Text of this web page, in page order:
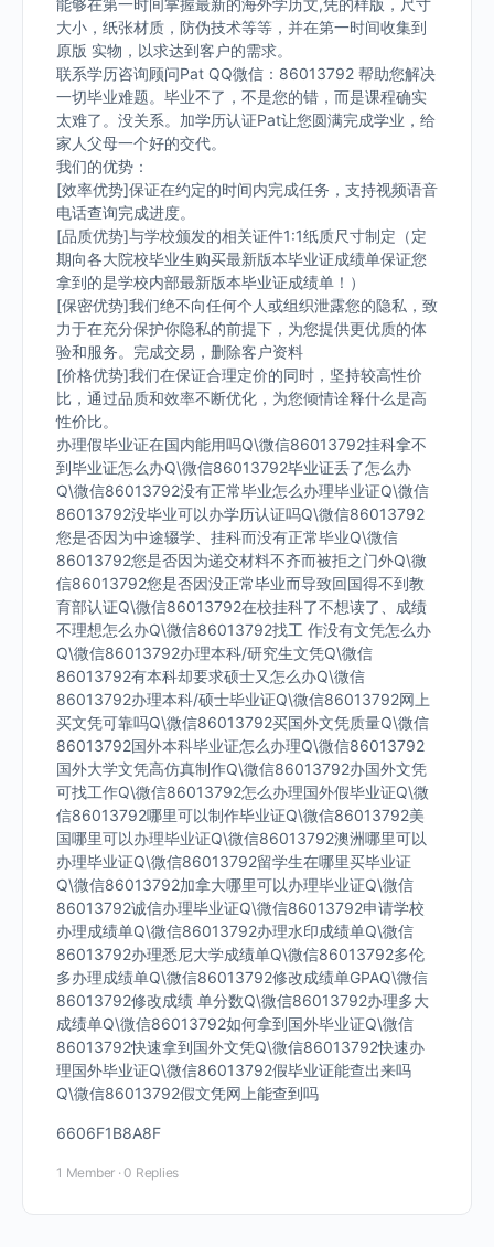
能够在第一时间掌握最新的海外学历文,凭的样版，尺寸
大小，纸张材质，防伪技术等等，并在第一时间收集到
原版 实物，以求达到客户的需求。
联系学历咨询顾问Pat QQ微信：86013792 帮助您解决
一切毕业难题。毕业不了，不是您的错，而是课程确实
太难了。没关系。加学历认证Pat让您圆满完成学业，给
家人父母一个好的交代。
我们的优势：
[效率优势]保证在约定的时间内完成任务，支持视频语音
电话查询完成进度。
[品质优势]与学校颁发的相关证件1:1纸质尺寸制定（定
期向各大院校毕业生购买最新版本毕业证成绩单保证您
拿到的是学校内部最新版本毕业证成绩单！）
[保密优势]我们绝不向任何个人或组织泄露您的隐私，致
力于在充分保护你隐私的前提下，为您提供更优质的体
验和服务。完成交易，删除客户资料
[价格优势]我们在保证合理定价的同时，坚持较高性价
比，通过品质和效率不断优化，为您倾情诠释什么是高
性价比。
办理假毕业证在国内能用吗Q\微信86013792挂科拿不
到毕业证怎么办Q\微信86013792毕业证丢了怎么办
Q\微信86013792没有正常毕业怎么办理毕业证Q\微信
86013792没毕业可以办学历认证吗Q\微信86013792
您是否因为中途辍学、挂科而没有正常毕业Q\微信
86013792您是否因为递交材料不齐而被拒之门外Q\微
信86013792您是否因没正常毕业而导致回国得不到教
育部认证Q\微信86013792在校挂科了不想读了、成绩
不理想怎么办Q\微信86013792找工 作没有文凭怎么办
Q\微信86013792办理本科/研究生文凭Q\微信
86013792有本科却要求硕士又怎么办Q\微信
86013792办理本科/硕士毕业证Q\微信86013792网上
买文凭可靠吗Q\微信86013792买国外文凭质量Q\微信
86013792国外本科毕业证怎么办理Q\微信86013792
国外大学文凭高仿真制作Q\微信86013792办国外文凭
可找工作Q\微信86013792怎么办理国外假毕业证Q\微
信86013792哪里可以制作毕业证Q\微信86013792美
国哪里可以办理毕业证Q\微信86013792澳洲哪里可以
办理毕业证Q\微信86013792留学生在哪里买毕业证
Q\微信86013792加拿大哪里可以办理毕业证Q\微信
86013792诚信办理毕业证Q\微信86013792申请学校
办理成绩单Q\微信86013792办理水印成绩单Q\微信
86013792办理悉尼大学成绩单Q\微信86013792多伦
多办理成绩单Q\微信86013792修改成绩单GPAQ\微信
86013792修改成绩 单分数Q\微信86013792办理多大
成绩单Q\微信86013792如何拿到国外毕业证Q\微信
86013792快速拿到国外文凭Q\微信86013792快速办
理国外毕业证Q\微信86013792假毕业证能查出来吗
Q\微信86013792假文凭网上能查到吗
6606F1B8A8F
1 Member · 0 Replies